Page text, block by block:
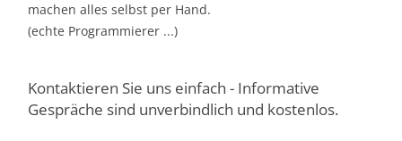
machen alles selbst per Hand.
(echte Programmierer ...)
Kontaktieren Sie uns einfach - Informative
Gespräche sind unverbindlich und kostenlos.